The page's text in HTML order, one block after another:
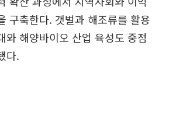
구축한다. 갯벌과 해조류를 활용
와 해양바이오 산업 육성도 중점
다.